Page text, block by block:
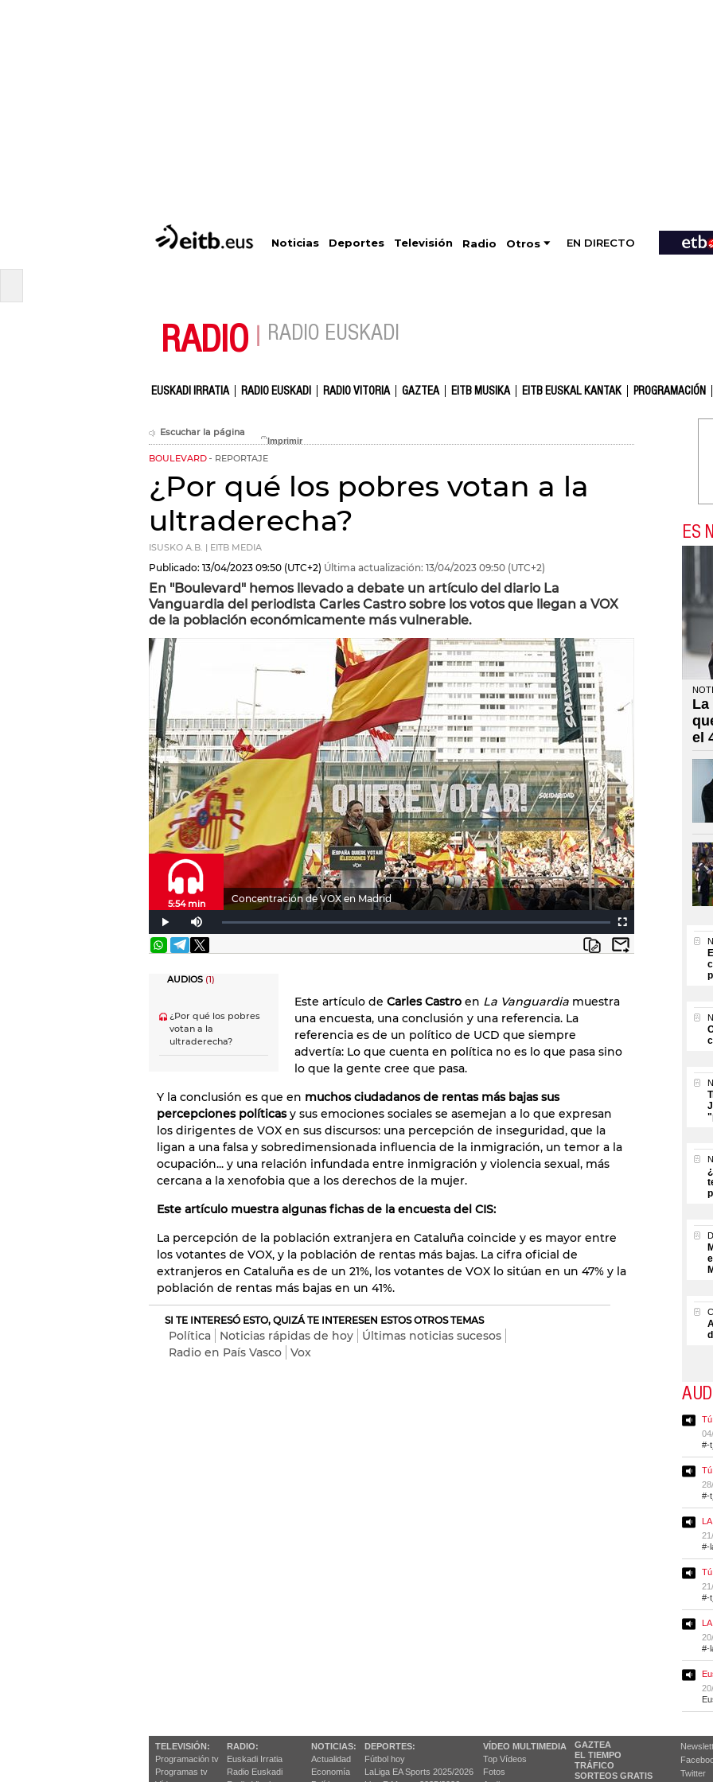
Noticias Deportes Televisión Radio Otros EN DIRECTO
RADIO RADIO EUSKADI
EUSKADI IRRATIA RADIO EUSKADI RADIO VITORIA GAZTEA EITB MUSIKA EITB EUSKAL KANTAK PROGRAMACIÓN
Escuchar la página
BOULEVARD REPORTAJE
¿Por qué los pobres votan a la
ultraderecha?
ISUSKO A.B. | EITB MEDIA
Publicado: 13/04/2023 09:50 (UTC+2) Última actualización: 13/04/2023 09:50 (UTC+2)
En "Boulevard" hemos llevado a debate un artículo del diario La
Vanguardia del periodista Carles Castro sobre los votos que llegan a VOX
de la población económicamente más vulnerable.
Concentración de VOX en Madrid
5:54 min
AUDIOS (1)
¿Por qué los pobres
votan a la
ultraderecha?
Este artículo de Carles Castro en La Vanguardia muestra
una encuesta, una conclusión y una referencia. La
referencia es de un político de UCD que siempre
advertía: Lo que cuenta en política no es lo que pasa sino
lo que la gente cree que pasa.
Y la conclusión es que en muchos ciudadanos de rentas más bajas sus
percepciones políticasy sus emociones sociales se asemejan a lo que expresan
los dirigentes de VOX en sus discursos: una percepción de inseguridad, que la
ligan a una falsa y sobredimensionada influencia de la inmigración, un temor a la
ocupación... y una relación infundada entre inmigración y violencia sexual, más
cercana a la xenofobia que a los derechos de la mujer.
Este artículo muestra algunas fichas de la encuesta del CIS:
La percepción de la población extranjera en Cataluña coincide y es mayor entre
los votantes de VOX, y la población de rentas más bajas. La cifra oficial de
extranjeros en Cataluña es de un 21%, los votantes de VOX lo sitúan en un 47% y la
población de rentas más bajas en un 41%.
SI TE INTERESÓ ESTO, QUIZÁ TE INTERESEN ESTOS OTROS TEMAS
Política Noticias rápidas de hoy
Últimas noticias sucesos
Radio en País Vasco
Vox
ES
La
el
#-
#-
#-
#-
#-
TELEVISIÓN:
Programación tv
Programas tv
RADIO:
Euskadi Irratia
Radio Euskadi
NOTICIAS:
Actualidad
Economía
DEPORTES:
Fútbol hoy
LaLiga EA Sports 2025/2026
VÍDEO MULTIMEDIA
Top Vídeos
Fotos
GAZTEA
EL TIEMPO
TRÁFICO
SORTEOS GRATIS
Twitter